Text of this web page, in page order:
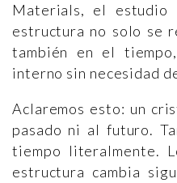
Materials, el estudio
estructura no solo se
también en el
interno sin necesidad
Aclaremos esto: un
pasado ni al futuro.
tiempo literalmente.
estructura cambia